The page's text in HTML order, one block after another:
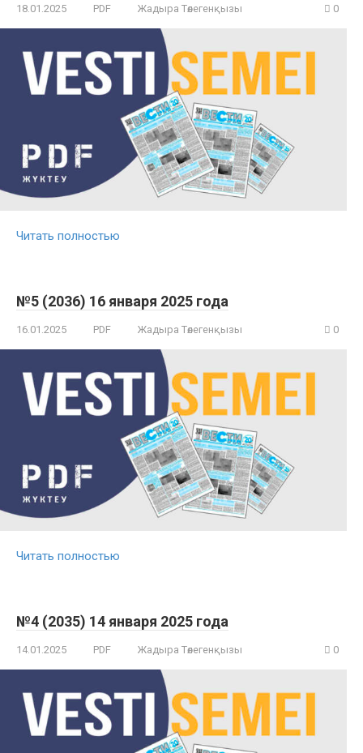
18.01.2025 PDF Жадыра Төлегенқызы 0
Читать полностью
№5 (2036) 16 января 2025 года
16.01.2025 PDF Жадыра Төлегенқызы 0
Читать полностью
№4 (2035) 14 января 2025 года
14.01.2025 PDF Жадыра Төлегенқызы 0